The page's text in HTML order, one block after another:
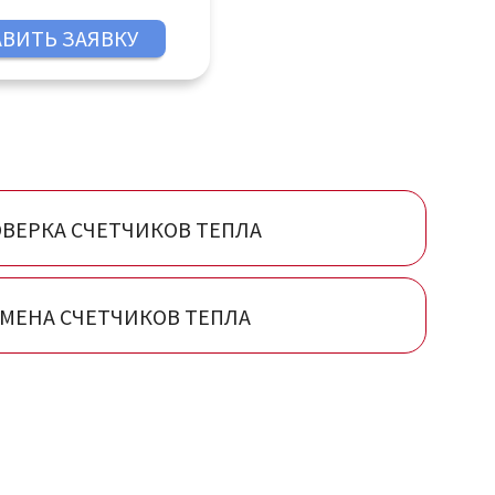
СЧЕТЧИКОВ ТЕПЛА
СЧЕТЧИКОВ ТЕПЛА